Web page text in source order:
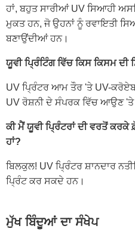
ਹਾਂ, ਬਹੁਤ ਸਾਰੀਆਂ UV ਸਿਆਹੀ
ਮੁਕਤ ਹਨ, ਜੋ ਉਹਨਾਂ ਨੂੰ ਰਵਾਇਤੀ
ਬਣਾਉਂਦੀਆਂ ਹਨ।
ਯੂਵੀ ਪ੍ਰਿੰਟਿੰਗ ਵਿੱਚ ਕਿਸ ਕਿਸਮ ਦੀ
UV ਪ੍ਰਿੰਟਰ ਆਮ ਤੌਰ 'ਤੇ UV-
UV ਰੋਸ਼ਨੀ ਦੇ ਸੰਪਰਕ ਵਿੱਚ ਆਉਣ 'ਤੇ
ਕੀ ਮੈਂ ਯੂਵੀ ਪ੍ਰਿੰਟਰਾਂ ਦੀ ਵਰਤੋਂ ਕਰਕੇ
ਹਾਂ?
ਬਿਲਕੁਲ! UV ਪ੍ਰਿੰਟਰ ਸ਼ਾਨਦਾਰ
ਪ੍ਰਿੰਟ ਕਰ ਸਕਦੇ ਹਨ।
ਮੁੱਖ ਬਿੰਦੂਆਂ ਦਾ ਸੰਖੇਪ